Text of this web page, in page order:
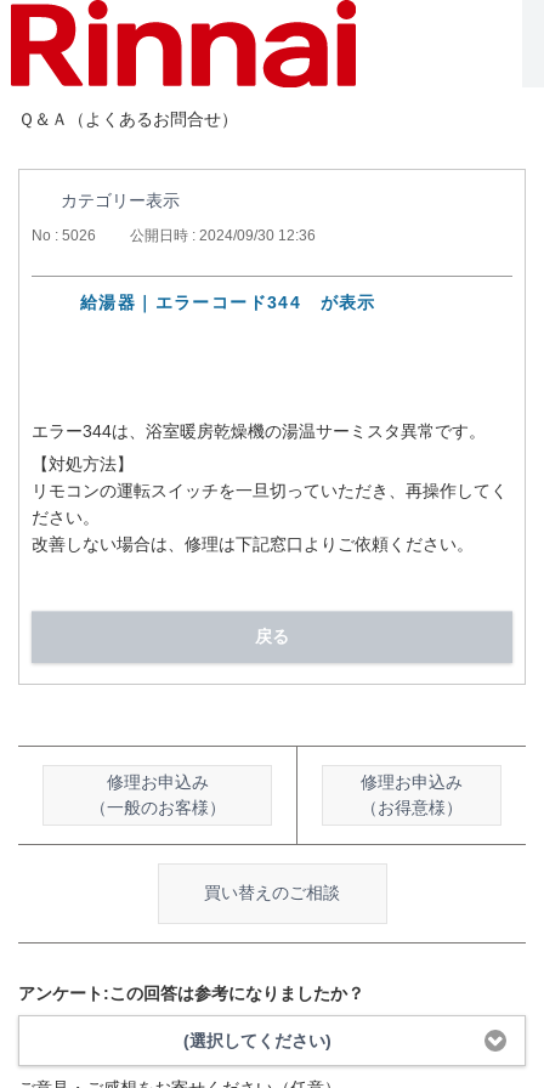
Ｑ＆Ａ（よくあるお問合せ）
カテゴリー表示
No : 5026 公開日時 : 2024/09/30 12:36
給湯器｜エラーコード344 が表示
エラー344は、浴室暖房乾燥機の湯温サーミスタ異常です。
【対処方法】
リモコンの運転スイッチを一旦切っていただき、再操作してく
ださい。
改善しない場合は、修理は下記窓口よりご依頼ください。
戻る
修理お申込み
（一般のお客様）
修理お申込み
（お得意様）
買い替えのご相談
アンケート:この回答は参考になりましたか？
(選択してください)